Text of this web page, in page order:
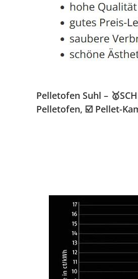
Pelletofen Suhl –
Pelletofen, ☑️ Pellet-